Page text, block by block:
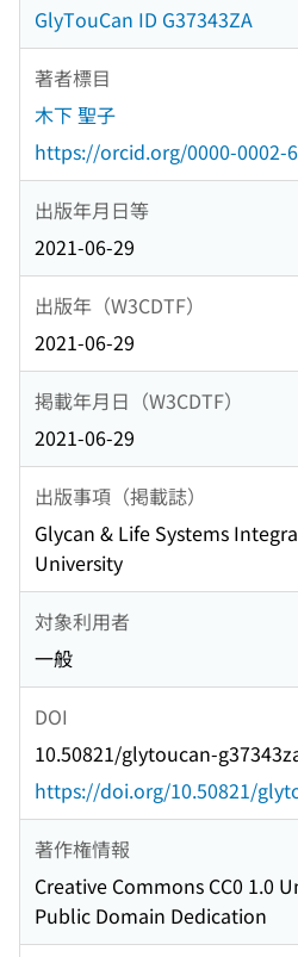
GlyTouCan ID G37343ZA
著者標目
木下 聖子
https://orcid.org/0000-0002-
出版年月日等
2021-06-29
出版年（W3CDTF）
2021-06-29
掲載年月日（W3CDTF）
2021-06-29
出版事項（掲載誌）
Glycan & Life Systems
University
対象利用者
一般
DOI
10.50821/glytoucan-
https://doi.org/10.50821/
著作権情報
Creative Commons CC0 1.0
Public Domain Dedication